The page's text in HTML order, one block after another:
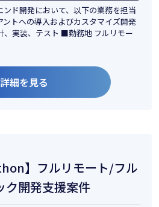
ンド開発において、以下の業務を担当
ントへの導入およびカスタマイズ開発
、実装、テスト ■勤務地 フルリモー
詳細を見る
】フルリモート/フル
ク開発支援案件